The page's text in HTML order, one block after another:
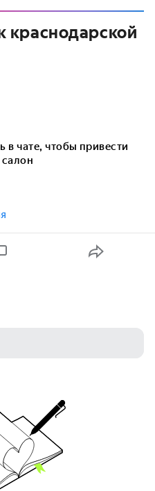
краснодарской
в чате, чтобы привести
салон